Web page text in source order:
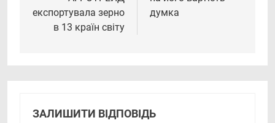
експортувала зерно
в 13 країн світу
думка
ЗАЛИШИТИ ВІДПОВІДЬ